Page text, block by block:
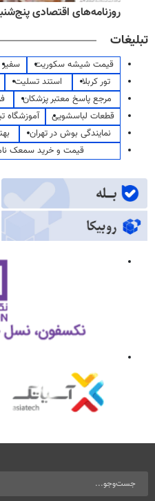
روزنامه‌های اقتصادی پنج‌شنبه ۱۵ مرداد
تبلیغات
قیمت شیشه سکوریت سفیر
تور کربلا
استند تسلیت
مرجع پاسخ معتبر پزشکان
قطعات لباسشویی
آموزشگاه
نمایندگی بوش در تهران
قیمت و خرید سمعک